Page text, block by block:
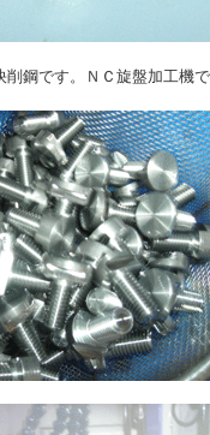
鋼です。ＮＣ旋盤加工機で